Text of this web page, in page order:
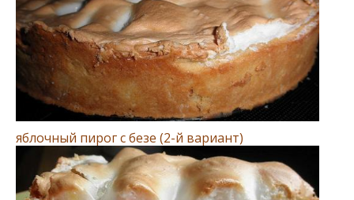
яблочный пирог c безе (2-й вариант)